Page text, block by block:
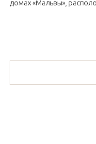
домах «Мальвы»,